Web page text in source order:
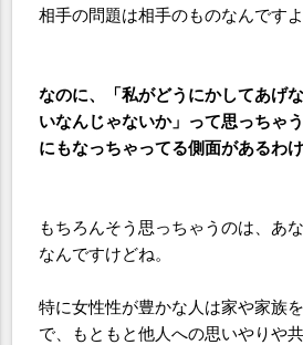
相手の問題は相手のものなんですよ
なのに、「私がどうにかしてあげ
いなんじゃないか」って思っちゃ
にもなっちゃってる側面があるわけ
もちろんそう思っちゃうのは、あ
なんですけどね。
特に女性性が豊かな人は家や家族
で、もともと他人への思いやりや